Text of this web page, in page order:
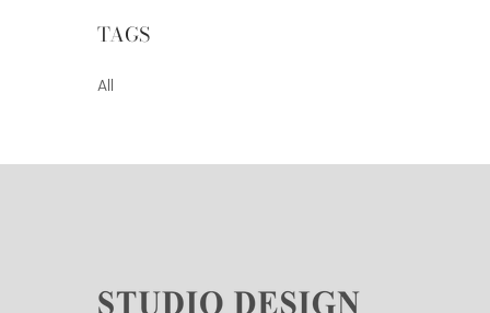
TAGS
All